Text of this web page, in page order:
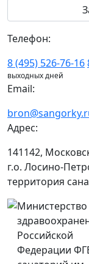
Телефон:
8 (495) 526-76-16
выходных дней
Email:
Адрес:
141142,
г.о. Лосино-
территория
Министерство
Российской
Федерации